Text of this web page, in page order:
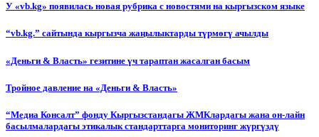
У «vb.kg» появилась новая рубрика с новостями на кыргызском языке
“vb.kg.” сайтында кыргызча жаңылыктарды түрмөгү ачылды
«Деньги & Власть» гезитине үч тараптан жасалган басым
Тройное давление на «Деньги & Власть»
“Медиа Консалт” фонду Кыргызстандагы ЖМКлардагы жана он-лайн
басылмалардагы этикалык стандарттарга мониторинг жүргүздү